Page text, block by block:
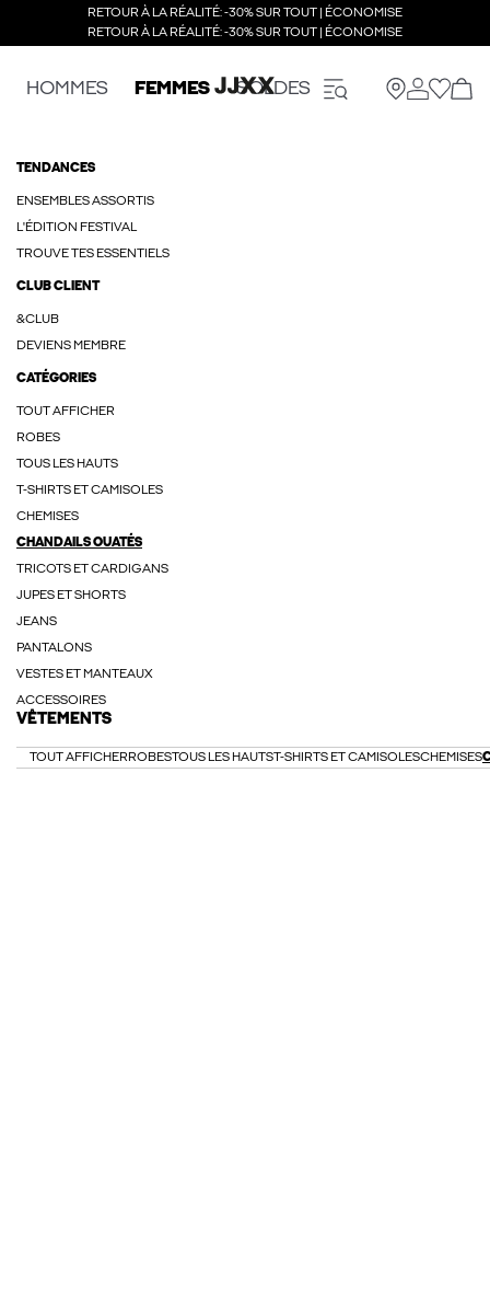
RETOUR À LA RÉALITÉ: -30% SUR TOUT | ÉCONOMISE
RETOUR À LA RÉALITÉ: -30% SUR TOUT | ÉCONOMISE
HOMMES FEMMES SOLDES
TENDANCES
ENSEMBLES ASSORTIS
L'ÉDITION FESTIVAL
TROUVE TES ESSENTIELS
CLUB CLIENT
&CLUB
DEVIENS MEMBRE
CATÉGORIES
TOUT AFFICHER
ROBES
TOUS LES HAUTS
T-SHIRTS ET CAMISOLES
CHEMISES
CHANDAILS OUATÉS
TRICOTS ET CARDIGANS
JUPES ET SHORTS
JEANS
PANTALONS
VESTES ET MANTEAUX
ACCESSOIRES
VÊTEMENTS
TOUT AFFICHER ROBESTOUS LES HAUTST-SHIRTS ET CAMISOLESCHEMISES